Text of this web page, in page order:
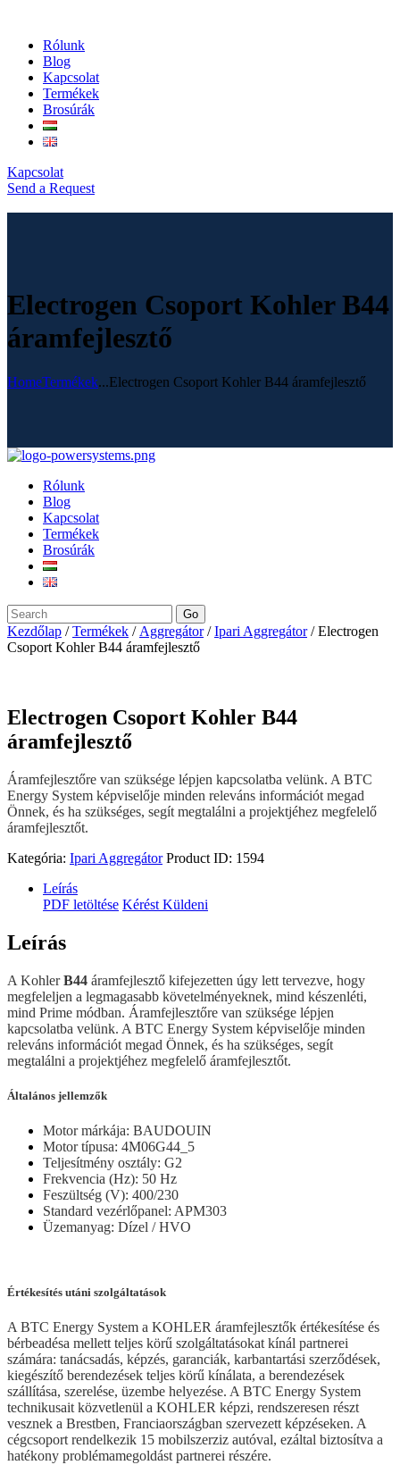
Rólunk
Blog
Kapcsolat
Termékek
Brosúrák
Kapcsolat
Send a Request
Electrogen Csoport Kohler B44
áramfejlesztő
HomeTermékek...Electrogen Csoport Kohler B44 áramfejlesztő
Rólunk
Blog
Kapcsolat
Termékek
Brosúrák
Go
Kezdőlap /Termékek / Aggregátor/Ipari Aggregátor/ Electrogen
Csoport Kohler B44 áramfejlesztő
Electrogen Csoport Kohler B44
áramfejlesztő
Áramfejlesztőre van szüksége lépjen kapcsolatba velünk. A BTC
Energy System képviselője minden releváns információt megad
Önnek, és ha szükséges, segít megtalálni a projektjéhez megfelelő
áramfejlesztőt.
Kategória: Ipari Aggregátor Product ID: 1594
Leírás
PDF letöltése Kérést Küldeni
Leírás
A KohlerB44 áramfejlesztő kifejezetten úgy lett tervezve, hogy
megfeleljen a legmagasabb követelményeknek, mind készenléti,
mind Prime módban. Áramfejlesztőre van szüksége lépjen
kapcsolatba velünk. A BTC Energy System képviselője minden
releváns információt megad Önnek, és ha szükséges, segít
megtalálni a projektjéhez megfelelő áramfejlesztőt.
Általános jellemzők
Motor márkája: BAUDOUIN
Motor típusa: 4M06G44_5
Teljesítmény osztály: G2
Frekvencia (Hz): 50 Hz
Feszültség (V): 400/230
Standard vezérlőpanel: APM303
Üzemanyag: Dízel / HVO
Értékesítés utáni szolgáltatások
A BTC Energy System a KOHLER áramfejlesztők értékesítése és
bérbeadésa mellett teljes körű szolgáltatásokat kínál partnerei
számára: tanácsadás, képzés, garanciák, karbantartási szerződések,
kiegészítő berendezések teljes körű kínálata, a berendezések
szállítása, szerelése, üzembe helyezése. A BTC Energy System
technikusait közvetlenül a KOHLER képzi, rendszeresen részt
vesznek a Brestben, Franciaországban szervezett képzéseken. A
cégcsoport rendelkezik 15 mobilszerziz autóval, ezáltal biztosítva a
hatékony problémamegoldást partnerei részére.